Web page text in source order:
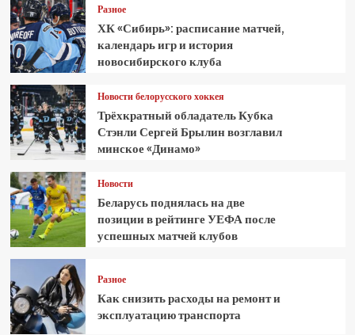
Разное
ХК «Сибирь»: расписание матчей,
календарь игр и история
новосибирского клуба
Новости белорусского хоккея
Трёхкратный обладатель Кубка
Стэнли Сергей Брылин возглавил
минское «Динамо»
Новости
Беларусь поднялась на две
позиции в рейтинге УЕФА после
успешных матчей клубов
Разное
Как снизить расходы на ремонт и
эксплуатацию транспорта